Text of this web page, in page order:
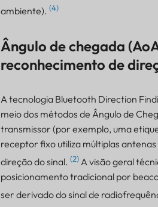
ambiente). (4)
Ângulo de chegada
reconhecimento de
A tecnologia Bluetooth Direction
meio dos métodos de Ângulo de
transmissor (por exemplo, uma
receptor fixo utiliza múltiplas
direção do sinal. (2)A visão geral
posicionamento tradicional por
ser derivado do sinal de